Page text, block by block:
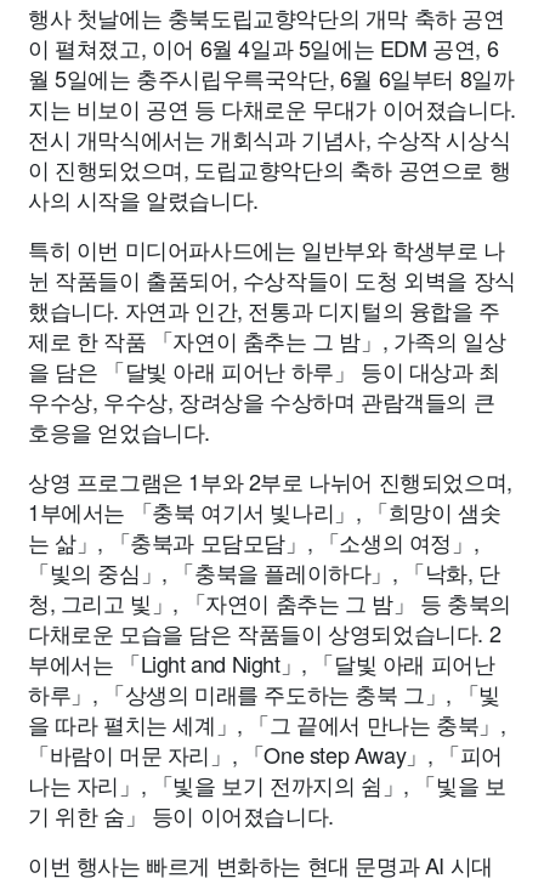
행사 첫날에는 충북도립교향악단의 개막 축하 공연
이 펼쳐졌고, 이어 6월 4일과 5일에는 EDM 공연, 6
월 5일에는 충주시립우륵국악단, 6월 6일부터 8일까
지는 비보이 공연 등 다채로운 무대가 이어졌습니다.
전시 개막식에서는 개회식과 기념사, 수상작 시상식
이 진행되었으며, 도립교향악단의 축하 공연으로 행
사의 시작을 알렸습니다.
특히 이번 미디어파사드에는 일반부와 학생부로 나
뉜 작품들이 출품되어, 수상작들이 도청 외벽을 장식
했습니다. 자연과 인간, 전통과 디지털의 융합을 주
제로 한 작품 「자연이 춤추는 그 밤」, 가족의 일상
을 담은 「달빛 아래 피어난 하루」 등이 대상과 최
우수상, 우수상, 장려상을 수상하며 관람객들의 큰
호응을 얻었습니다.
상영 프로그램은 1부와 2부로 나뉘어 진행되었으며,
1부에서는 「충북 여기서 빛나리」, 「희망이 샘솟
는 삶」, 「충북과 모담모담」, 「소생의 여정」,
「빛의 중심」, 「충북을 플레이하다」, 「낙화, 단
청, 그리고 빛」, 「자연이 춤추는 그 밤」 등 충북의
다채로운 모습을 담은 작품들이 상영되었습니다. 2
부에서는 「Light and Night」, 「달빛 아래 피어난
하루」, 「상생의 미래를 주도하는 충북 그」, 「빛
을 따라 펼치는 세계」, 「그 끝에서 만나는 충북」,
「바람이 머문 자리」, 「One step Away」, 「피어
나는 자리」, 「빛을 보기 전까지의 쉼」, 「빛을 보
기 위한 숨」 등이 이어졌습니다.
이번 행사는 빠르게 변화하는 현대 문명과 AI 시대